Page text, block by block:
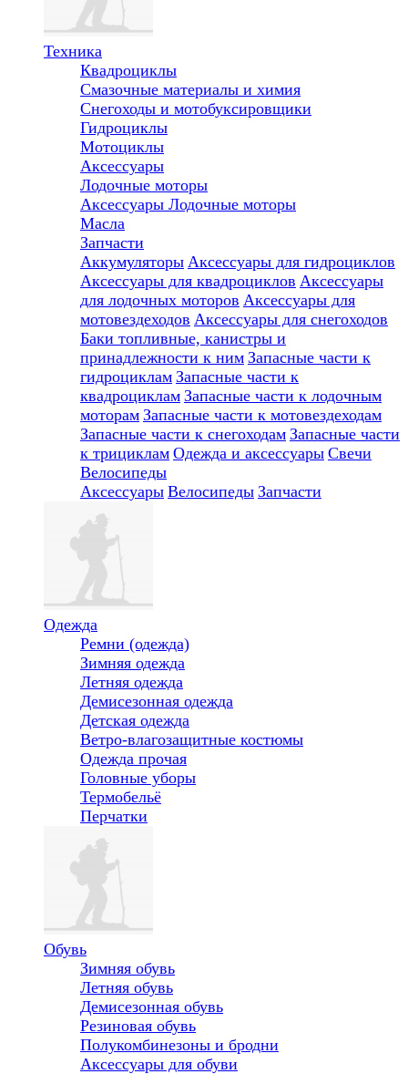
Техника
Квадроциклы
Смазочные материалы и химия
Снегоходы и мотобуксировщики
Гидроциклы
Мотоциклы
Аксессуары
Лодочные моторы
Аксессуары Лодочные моторы
Масла
Запчасти
Аккумуляторы Аксессуары для гидроциклов
Аксессуары для квадроциклов Аксессуары
для лодочных моторов Аксессуары для
мотовездеходов Аксессуары для снегоходов
Баки топливные, канистры и
принадлежности к ним Запасные части к
гидроциклам Запасные части к
квадроциклам Запасные части к лодочным
моторам Запасные части к мотовездеходам
Запасные части к снегоходам Запасные части
к трициклам Одежда и аксессуары Свечи
Велосипеды
Аксессуары Велосипеды Запчасти
Одежда
Ремни (одежда)
Зимняя одежда
Летняя одежда
Демисезонная одежда
Детская одежда
Ветро-влагозащитные костюмы
Одежда прочая
Головные уборы
Термобельё
Перчатки
Обувь
Зимняя обувь
Летняя обувь
Демисезонная обувь
Резиновая обувь
Полукомбинезоны и бродни
Аксессуары для обуви